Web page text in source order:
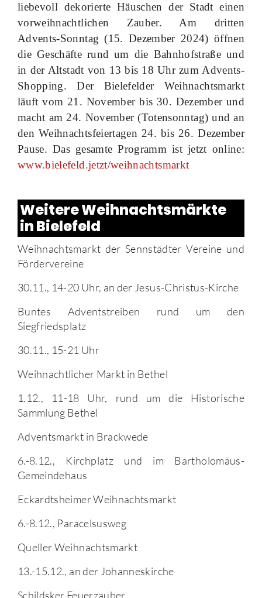
liebevoll dekorierte Häuschen der Stadt einen
vorweihnachtlichen Zauber. Am dritten
Advents-Sonntag (15. Dezember 2024) öffnen
die Geschäfte rund um die Bahnhofstraße und
in der Altstadt von 13 bis 18 Uhr zum Advents-
Shopping. Der Bielefelder Weihnachtsmarkt
läuft vom 21. November bis 30. Dezember und
macht am 24. November (Totensonntag) und an
den Weihnachtsfeiertagen 24. bis 26. Dezember
Pause. Das gesamte Programm ist jetzt online:
www.bielefeld.jetzt/weihnachtsmarkt
Weitere Weihnachtsmärkte
in Bielefeld
Weihnachtsmarkt der Sennstädter Vereine und
Fördervereine
30.11., 14-20 Uhr, an der Jesus-Christus-Kirche
Buntes Adventstreiben rund um den
Siegfriedsplatz
30.11., 15-21 Uhr
Weihnachtlicher Markt in Bethel
1.12., 11-18 Uhr, rund um die Historische
Sammlung Bethel
Adventsmarkt in Brackwede
6.-8.12., Kirchplatz und im Bartholomäus-
Gemeindehaus
Eckardtsheimer Weihnachtsmarkt
6.-8.12., Paracelsusweg
Queller Weihnachtsmarkt
13.-15.12., an der Johanneskirche
Schildsker Feuerzauber